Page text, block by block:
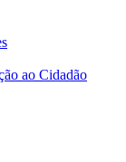
ao Cidadão